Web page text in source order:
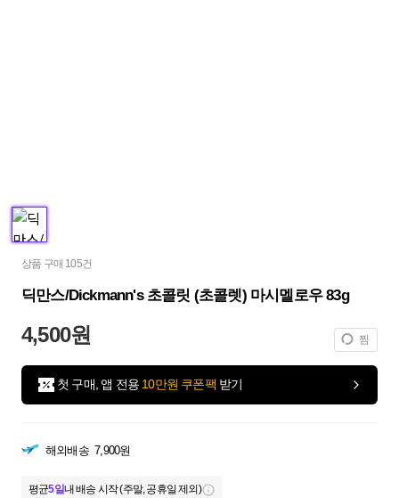
상품 구매 105건
딕만스/Dickmann's 초콜릿 (초콜렛) 마시멜로우 83g
4,500원 찜
첫 구매, 앱 전용 10만원 쿠폰팩 받기
해외배송 7,900원
평균5일내 배송 시작 (주말, 공휴일 제외)